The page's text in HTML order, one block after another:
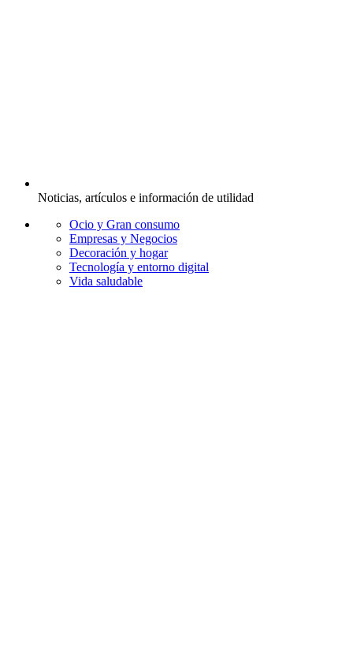
Noticias, artículos e información de utilidad
Ocio y Gran consumo
Empresas y Negocios
Decoración y hogar
Tecnología y entorno digital
Vida saludable